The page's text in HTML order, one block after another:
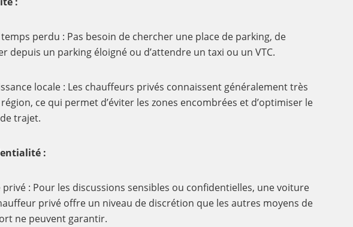
temps perdu : Pas besoin de chercher une place de parking, de
depuis un parking éloigné ou d’attendre un taxi ou un VTC.
locale : Les chauffeurs privés connaissent généralement très
ce qui permet d’éviter les zones encombrées et d’optimiser le
trajet.
:
privé : Pour les discussions sensibles ou confidentielles, une voiture
privé offre un niveau de discrétion que les autres moyens de
ne peuvent garantir.